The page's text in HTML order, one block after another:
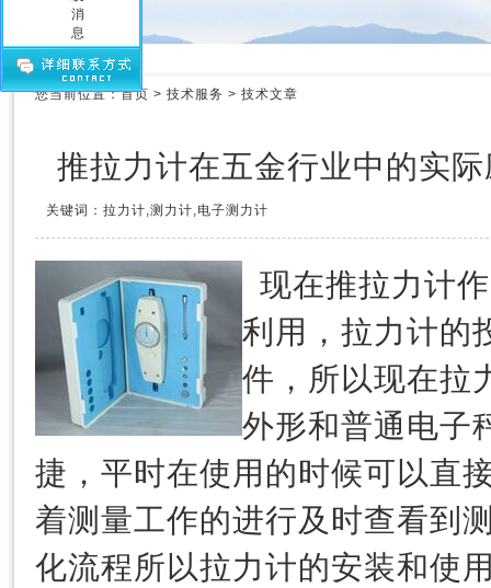
您当前位置：首页 > 技术服务 > 技术文章
推拉力计在五金行业中的实
关键词：拉力计,测力计,电子测力计
现在推拉力计
利用，拉力计的
件，所以现在拉
外形和普通电子
捷，平时在使用的时候可以直
着测量工作的进行及时查看到
化流程所以拉力计的安装和使